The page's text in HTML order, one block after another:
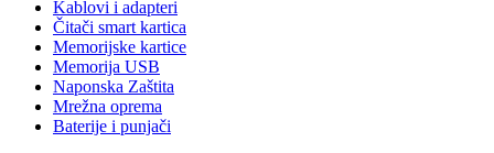
Kablovi i adapteri
Čitači smart kartica
Memorijske kartice
Memorija USB
Naponska Zaštita
Mrežna oprema
Baterije i punjači